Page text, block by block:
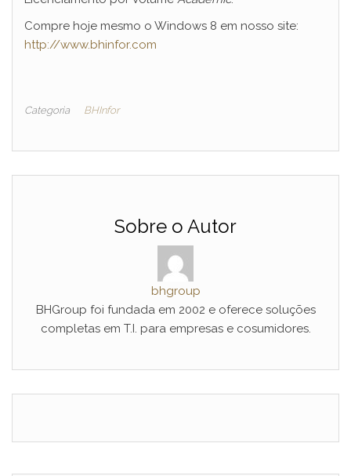
Compre hoje mesmo o Windows 8 em nosso site:
http://www.bhinfor.com
Categoria BHInfor
Sobre o Autor
bhgroup
BHGroup foi fundada em 2002 e oferece soluções
completas em T.I. para empresas e cosumidores.